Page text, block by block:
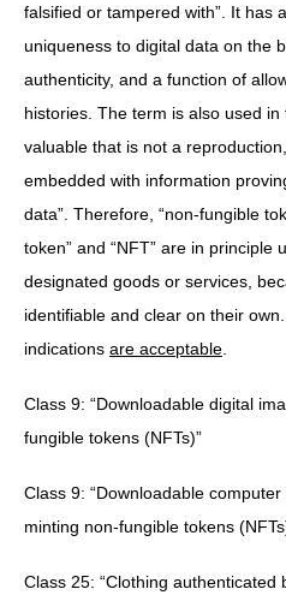
falsified or tampered with”. It has
uniqueness to digital data on the
authenticity, and a function of
histories. The term is also used in
valuable that is not a
embedded with information
data”. Therefore, “non-fungible
token” and “NFT” are in principle
designated goods or services,
identifiable and clear on their
indications are acceptable
Class 9: “Downloadable digital
fungible tokens (NFTs)”
Class 9: “Downloadable
minting non-fungible tokens
Class 25: “Clothing authenticated